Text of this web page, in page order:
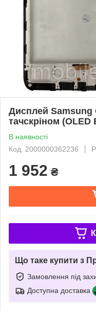
Дисплей Samsung
тачскріном
В наявності
Код: 2000000362236
1 952 ₴
Що таке купити з
Замовлення під
Доступна доставка